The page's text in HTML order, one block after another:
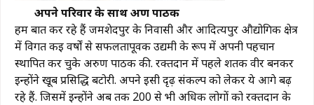
अपने परिवार के साथ अरुण पाठक
हम बात कर रहे हैं जमशेदपुर के निवासी और आदित्यपुर औद्योगिक क्षेत्र
में विगत कई वर्षों से सफलतापूर्वक उद्यमी के रूप में अपनी पहचान
स्थापित कर चुके अरुण पाठक की. रक्तदान में पहले शतक वीर बनकर
इन्होंने खूब प्रसिद्धि बटोरी. अपने इसी दृढ़ संकल्प को लेकर ये आगे बढ़
रहे हैं. जिसमें इन्होंने अब तक 200 से भी अधिक लोगों को रक्तदान के